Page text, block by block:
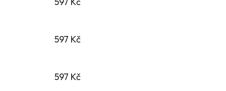
597 Kč
597 Kč